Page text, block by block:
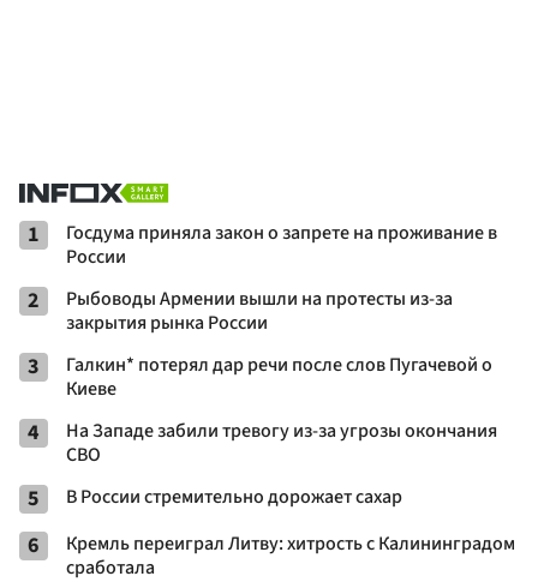
1
Госдума приняла закон о запрете на проживание в
России
2
Рыбоводы Армении вышли на протесты из-за
закрытия рынка России
3
Галкин* потерял дар речи после слов Пугачевой о
Киеве
4
На Западе забили тревогу из-за угрозы окончания
СВО
5 В России стремительно дорожает сахар
6
Кремль переиграл Литву: хитрость с Калининградом
сработала